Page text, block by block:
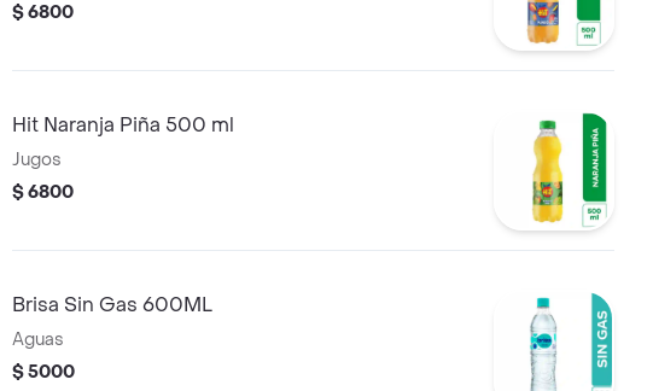
$ 6800
Hit Naranja Piña 500 ml
Jugos
$ 6800
Brisa Sin Gas 600ML
Aguas
$ 5000